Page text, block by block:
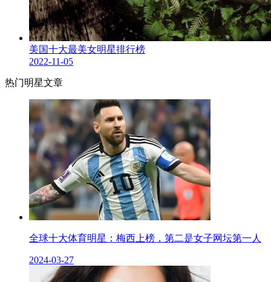
美国十大最美女明星排行榜
2022-11-05
热门明星文章
全球十大体育​明星：梅西上榜，第二是女子网坛第一人
2024-03-27